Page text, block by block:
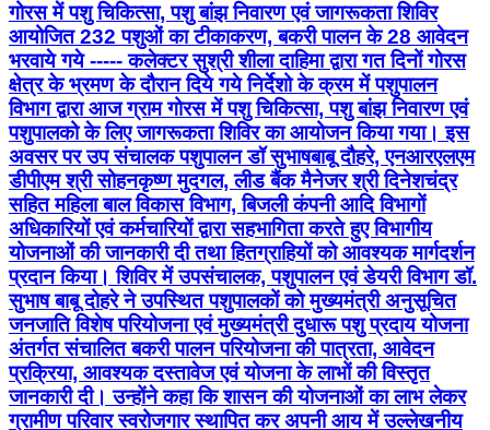
गोरस में पशु चिकित्सा, पशु बांझ निवारण एवं जागरूकता शिविर
आयोजित 232 पशुओं का टीकाकरण, बकरी पालन के 28 आवेदन
भरवाये गये ----- कलेक्टर सुश्री शीला दाहिमा द्वारा गत दिनों गोरस
क्षेत्र के भ्रमण के दौरान दिये गये निर्देशो के क्रम में पशुपालन
विभाग द्वारा आज ग्राम गोरस में पशु चिकित्सा, पशु बांझ निवारण एवं
पशुपालको के लिए जागरूकता शिविर का आयोजन किया गया। इस
अवसर पर उप संचालक पशुपालन डॉ सुभाषबाबू दौहरे, एनआरएलएम
डीपीएम श्री सोहनकृष्ण मुदगल, लीड बैंक मैनेजर श्री दिनेशचंद्र
सहित महिला बाल विकास विभाग, बिजली कंपनी आदि विभागों
अधिकारियों एवं कर्मचारियों द्वारा सहभागिता करते हुए विभागीय
योजनाओं की जानकारी दी तथा हितग्राहियों को आवश्यक मार्गदर्शन
प्रदान किया। शिविर में उपसंचालक, पशुपालन एवं डेयरी विभाग डॉ.
सुभाष बाबू दोहरे ने उपस्थित पशुपालकों को मुख्यमंत्री अनुसूचित
जनजाति विशेष परियोजना एवं मुख्यमंत्री दुधारू पशु प्रदाय योजना
अंतर्गत संचालित बकरी पालन परियोजना की पात्रता, आवेदन
प्रक्रिया, आवश्यक दस्तावेज एवं योजना के लाभों की विस्तृत
जानकारी दी। उन्होंने कहा कि शासन की योजनाओं का लाभ लेकर
ग्रामीण परिवार स्वरोजगार स्थापित कर अपनी आय में उल्लेखनीय